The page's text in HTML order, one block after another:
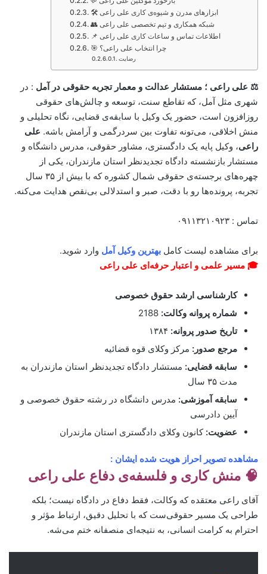
🛠️ ابزارهای مدرن و شیوه‌ی کاری علی راعی
👥 شبکه همکاری و تیم تخصصی علی راعی
📌 اطلاعات تماس و ساعات کاری علی راعی
🎯 چرا انتخاب علی راعی؟
رضایت
⚖️ علی راعی ؛ مستشار عدالت و معمار تجربه حقوقی در آمل : در
شهری مثل آمل، که تقاطع سنت، توسعه و چالش‌های حقوقی
روزافزون است، حضور یک وکیل با سابقه‌ی قضایی، نگاه تحلیلی و
منش اخلاقی، می‌تونه تفاوت بین سردرگمی و آرامش باشه. علی
راعی، وکیل پایه یک دادگستری، مشاور حقوقی، مدرس دانشگاه و
مستشار بازنشسته دادگاه تجدیدنظر استان مازندران، یکی از
چهره‌های برجسته‌ی حقوقی شمال کشوره که با بیش از ۳۵ سال
تجربه، پرونده‌ها رو با دقت، صبر و استدلالی بی‌نقص هدایت می‌کنه.
تماس : ٠٩١١٣٢١٠٩٢٣
برای مشاهده لیست کامل بهترین وکیل آمل وارد شوید.
🎓 مسیر علمی و اعتبار حرفه‌ای علی راعی
کارشناسی ارشد حقوق خصوصی
شماره پروانه وکالت:
تاریخ صدور پروانه:
مرجع صدور: مرکز وکلای قوه قضائیه
سابقه قضایی: مستشار دادگاه تجدیدنظر استان مازندران به
مدت ۳۵ سال
سابقه آموزشی: مدرس دانشگاه در رشته حقوق خصوصی و
آیین دادرسی
عضویت: کانون وکلای دادگستری استان مازندران
مشاهده تصویر احراز هویت شده ایشان :
🧠 منش کاری و فلسفه‌ی دفاع علی راعی
آقای راعی معتقده که وکالت، فقط دفاع در دادگاه نیست؛ بلکه
طراحی یک مسیر حقوقی‌ست که با تحلیل دقیق، ارتباط مؤثر و
احترام به کرامت انسانی، به نتیجه‌ای منصفانه ختم می‌شه.